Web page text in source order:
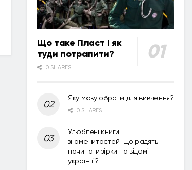
Що таке Пласт і як
туди потрапити?
0 SHARES
Яку мову обрати для вивчення?
0 SHARES
Улюблені книги
знаменитостей: що радять
почитати зірки та відомі
українці?